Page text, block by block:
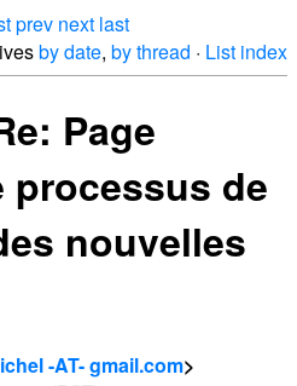
prev next last
by date, by thread · List index
Page
de
nouvelles
-AT- gmail.com>